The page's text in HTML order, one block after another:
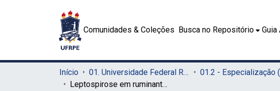
Comunidades & Coleções Busca no Repositório Guia
Início 01. Universidade Federal Rural de Pernambuco - UFRPE (Sede)
Leptospirose em ruminantes e sua importância como zoonose